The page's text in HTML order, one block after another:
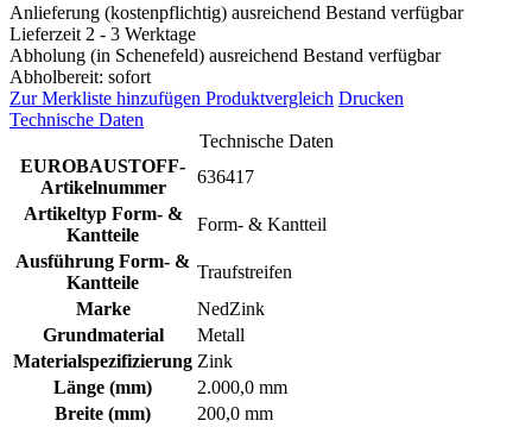
Anlieferung (kostenpflichtig) ausreichend Bestand verfügbar
Lieferzeit 2 - 3 Werktage
Abholung (in Schenefeld) ausreichend Bestand verfügbar
Abholbereit: sofort
Zur Merkliste hinzufügen Produktvergleich Drucken
Technische Daten
Technische Daten
EUROBAUSTOFF-
Artikelnummer
636417
Artikeltyp Form- &
Kantteile
Form- & Kantteil
Ausführung Form- &
Kantteile
Traufstreifen
Marke
NedZink
Grundmaterial
Metall
Materialspezifizierung Zink
Länge (mm)
2.000,0 mm
Breite (mm)
200,0 mm